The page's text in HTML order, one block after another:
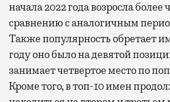
начала 2022 года возросла более
сравнению с аналогичным
Также популярность обретает
году оно было на девятой
занимает четвертое место по
Кроме того, в топ-10 имен